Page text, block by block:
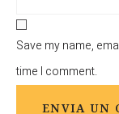
Save my name,
time I comment.